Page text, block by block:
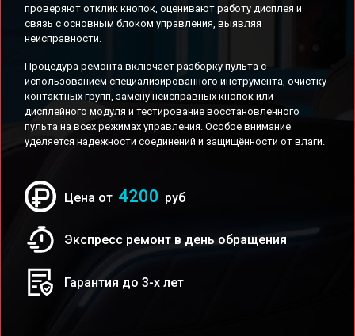
проверяют отклик кнопок, оценивают работу дисплея и
связь с основным блоком управления, выявляя
неисправности.
Процедура ремонта включает разборку пульта с
использованием специализированного инструмента, очистку
контактных групп, замену неисправных кнопок или
дисплейного модуля и тестирование восстановленного
пульта на всех режимах управления. Особое внимание
уделяется надежности соединений и защищённости от влаги.
Цена от 4200 руб
Экспресс ремонт в день обращения
Гарантия до 3-х лет